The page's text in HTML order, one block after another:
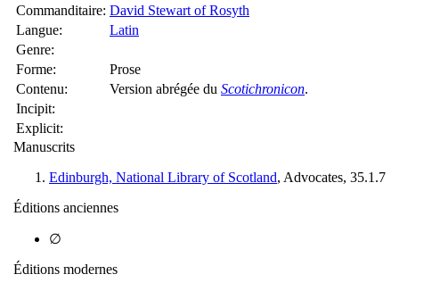
Commanditaire: David Stewart of Rosyth
Langue:
Latin
Genre:
Forme:
Prose
Contenu:
Version abrégée du Scotichronicon.
Incipit:
Explicit:
Manuscrits
Edinburgh, National Library of Scotland, Advocates, 35.1.7
Éditions anciennes
∅
Éditions modernes